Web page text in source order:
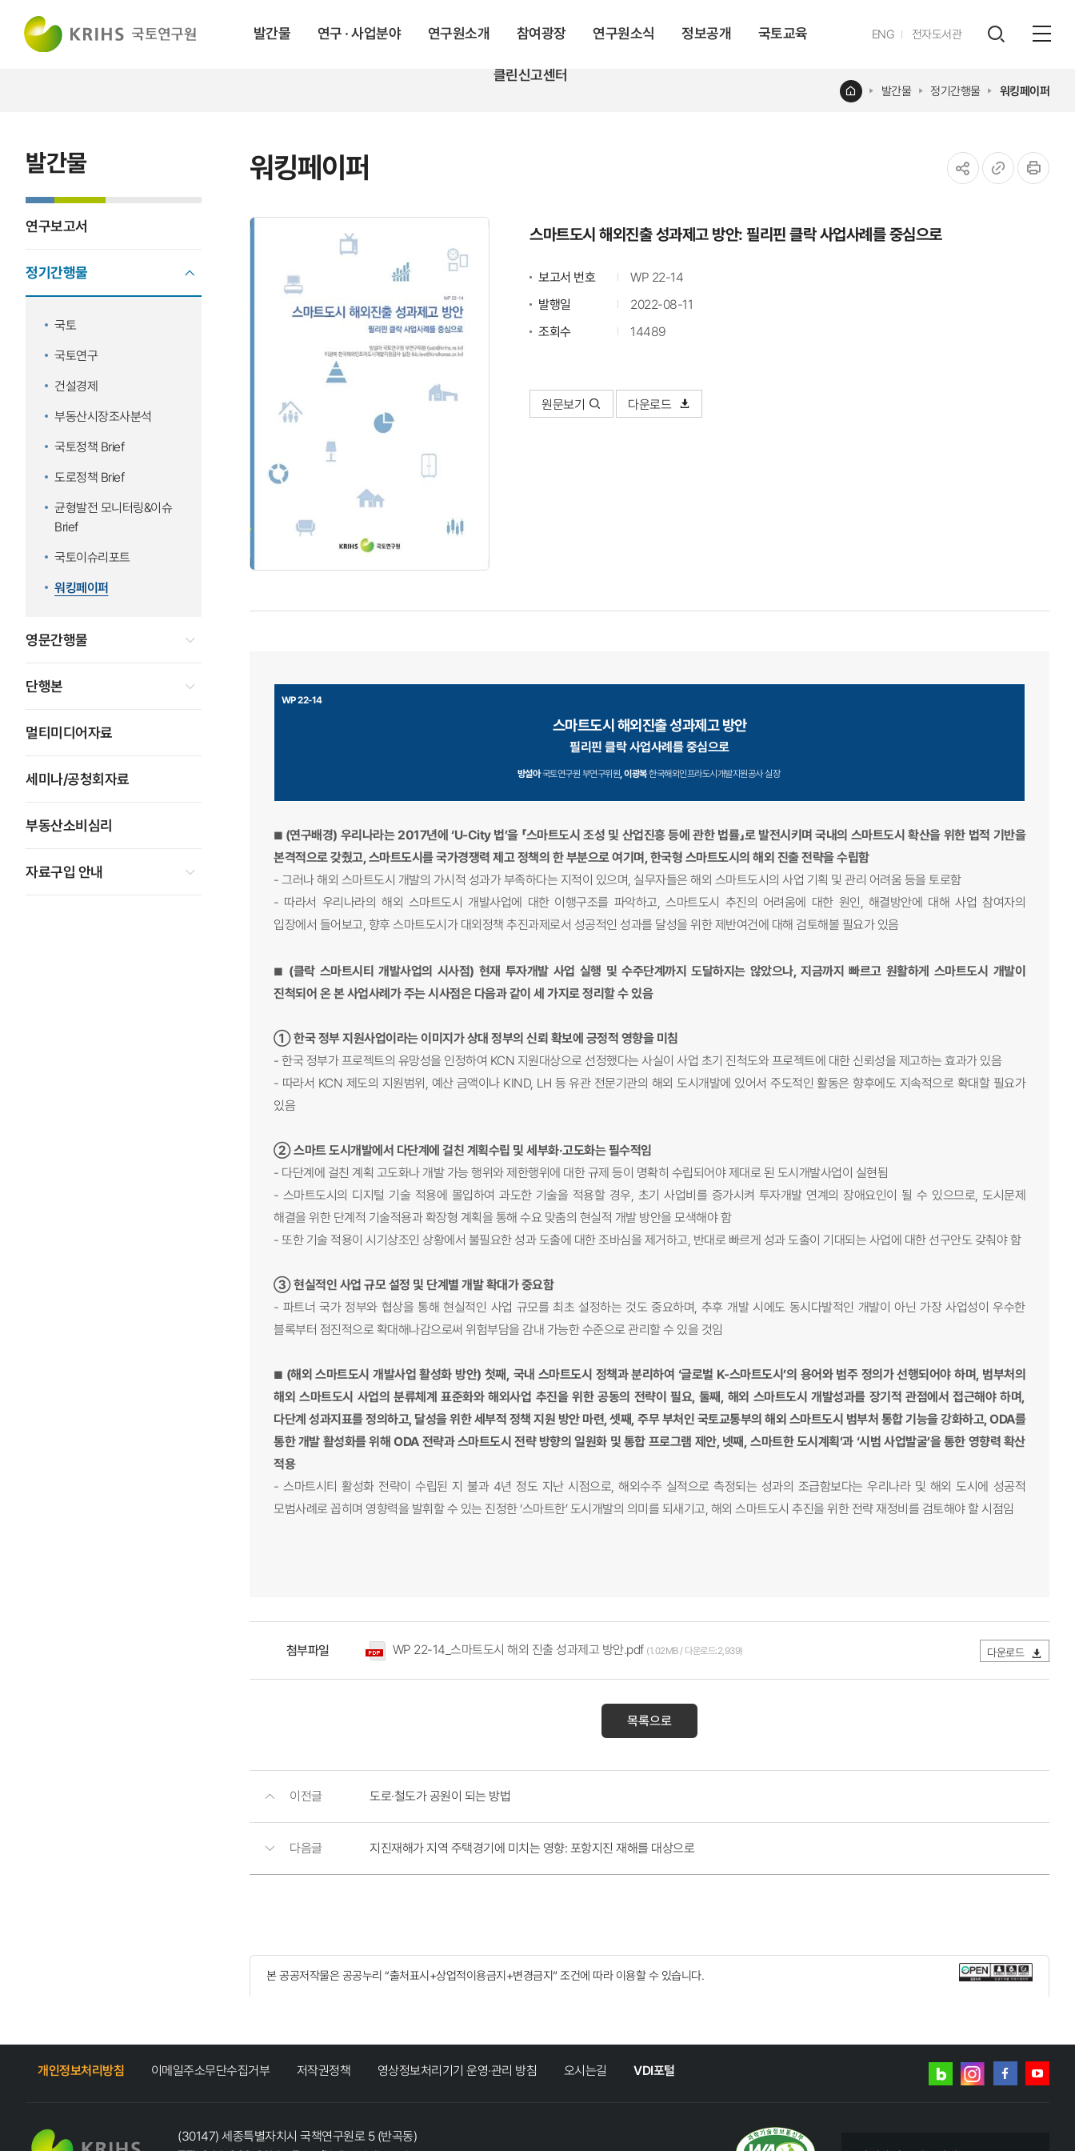
발간물 연구 · 사업분야 연구원소개 참여광장 연구원소식 정보공개 국토교육
클린신고센터
ENG영문전자도서관
레이어
워킹페이퍼
홈 발간물 정기간행물 워킹페이퍼
발간물
연구보고서
정기간행물
국토
국토연구
건설경제
부동산시장조사분석
국토정책 Brief
도로정책 Brief
균형발전 모니터링&이슈
Brief
국토이슈리포트
워킹페이퍼
영문간행물
단행본
멀티미디어자료
세미나/공청회자료
부동산소비심리
자료구입 안내
스마트도시 해외진출 성과제고 방안: 필리핀 클락 사업사례를 중심으로
보고서 번호
WP 22-14
발행일
2022-08-11
조회수
14489
원문보기 다운로드
WP 22-14
스마트도시 해외진출 성과제고 방안
필리핀 클락 사업사례를 중심으로
방설아국토연구원 부연구위원, 이광복한국해외인프라도시개발지원공사 실장
■ (연구배경) 우리나라는 2017년에 ‘U-City 법’을 「스마트도시 조성 및 산업진흥 등에 관한 법률」로 발전시키며 국내의 스마트도시 확산을 위한 법적 기반을
본격적으로 갖췄고, 스마트도시를 국가경쟁력 제고 정책의 한 부분으로 여기며, 한국형 스마트도시의 해외 진출 전략을 수립함
- 그러나 해외 스마트도시 개발의 가시적 성과가 부족하다는 지적이 있으며, 실무자들은 해외 스마트도시의 사업 기획 및 관리 어려움 등을 토로함
- 따라서 우리나라의 해외 스마트도시 개발사업에 대한 이행구조를 파악하고, 스마트도시 추진의 어려움에 대한 원인, 해결방안에 대해 사업 참여자의
입장에서 들어보고, 향후 스마트도시가 대외정책 추진과제로서 성공적인 성과를 달성을 위한 제반여건에 대해 검토해볼 필요가 있음
■ (클락 스마트시티 개발사업의 시사점) 현재 투자개발 사업 실행 및 수주단계까지 도달하지는 않았으나, 지금까지 빠르고 원활하게 스마트도시 개발이
진척되어 온 본 사업사례가 주는 시사점은 다음과 같이 세 가지로 정리할 수 있음
① 한국 정부 지원사업이라는 이미지가 상대 정부의 신뢰 확보에 긍정적 영향을 미침
- 한국 정부가 프로젝트의 유망성을 인정하여 KCN 지원대상으로 선정했다는 사실이 사업 초기 진척도와 프로젝트에 대한 신뢰성을 제고하는 효과가 있음
- 따라서 KCN 제도의 지원범위, 예산 금액이나 KIND, LH 등 유관 전문기관의 해외 도시개발에 있어서 주도적인 활동은 향후에도 지속적으로 확대할 필요가
있음
② 스마트 도시개발에서 다단계에 걸친 계획수립 및 세부화·고도화는 필수적임
- 다단계에 걸친 계획 고도화나 개발 가능 행위와 제한행위에 대한 규제 등이 명확히 수립되어야 제대로 된 도시개발사업이 실현됨
- 스마트도시의 디지털 기술 적용에 몰입하여 과도한 기술을 적용할 경우, 초기 사업비를 증가시켜 투자개발 연계의 장애요인이 될 수 있으므로, 도시문제
해결을 위한 단계적 기술적용과 확장형 계획을 통해 수요 맞춤의 현실적 개발 방안을 모색해야 함
- 또한 기술 적용이 시기상조인 상황에서 불필요한 성과 도출에 대한 조바심을 제거하고, 반대로 빠르게 성과 도출이 기대되는 사업에 대한 선구안도 갖춰야 함
③ 현실적인 사업 규모 설정 및 단계별 개발 확대가 중요함
- 파트너 국가 정부와 협상을 통해 현실적인 사업 규모를 최초 설정하는 것도 중요하며, 추후 개발 시에도 동시다발적인 개발이 아닌 가장 사업성이 우수한
블록부터 점진적으로 확대해나감으로써 위험부담을 감내 가능한 수준으로 관리할 수 있을 것임
■ (해외 스마트도시 개발사업 활성화 방안) 첫째, 국내 스마트도시 정책과 분리하여 ‘글로벌 K-스마트도시’의 용어와 범주 정의가 선행되어야 하며, 범부처의
해외 스마트도시 사업의 분류체계 표준화와 해외사업 추진을 위한 공동의 전략이 필요, 둘째, 해외 스마트도시 개발성과를 장기적 관점에서 접근해야 하며,
다단계 성과지표를 정의하고, 달성을 위한 세부적 정책 지원 방안 마련, 셋째, 주무 부처인 국토교통부의 해외 스마트도시 범부처 통합 기능을 강화하고, ODA를
통한 개발 활성화를 위해 ODA 전략과 스마트도시 전략 방향의 일원화 및 통합 프로그램 제안, 넷째, 스마트한 도시계획’과 ‘시범 사업발굴’을 통한 영향력 확산
적용
- 스마트시티 활성화 전략이 수립된 지 불과 4년 정도 지난 시점으로, 해외수주 실적으로 측정되는 성과의 조급함보다는 우리나라 및 해외 도시에 성공적
모범사례로 꼽히며 영향력을 발휘할 수 있는 진정한 ‘스마트한’ 도시개발의 의미를 되새기고, 해외 스마트도시 추진을 위한 전략 재정비를 검토해야 할 시점임
첨부파일 WP 22-14_스마트도시 해외 진출 성과제고 방안.pdf (1.02MB / 다운로드:2,939) 다운로드
목록으로
이전글 도로·철도가 공원이 되는 방법
다음글 지진재해가 지역 주택경기에 미치는 영향: 포항지진 재해를 대상으로
본 공공저작물은 공공누리 “출처표시+상업적이용금지+변경금지”조건에 따라 이용할 수 있습니다.
개인정보처리방침 이메일주소무단수집거부 저작권정책 영상정보처리기기 운영·관리 방침 오시는길 VDI포털
네이버
인스타그램
(30147) 세종특별자치시 국책연구원로 5 (반곡동)